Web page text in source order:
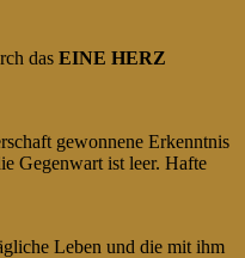
das EINE HERZ
gewonnene Erkenntnis
Gegenwart ist leer. Hafte
Leben und die mit ihm